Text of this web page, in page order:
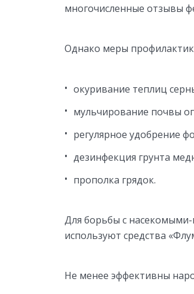
многочисленные отзывы
Однако меры
окуривание теплиц
мульчирование почвы
регулярное удобрение
дезинфекция грунта
прополка грядок.
Для борьбы с
используют средства
Не менее эффективны